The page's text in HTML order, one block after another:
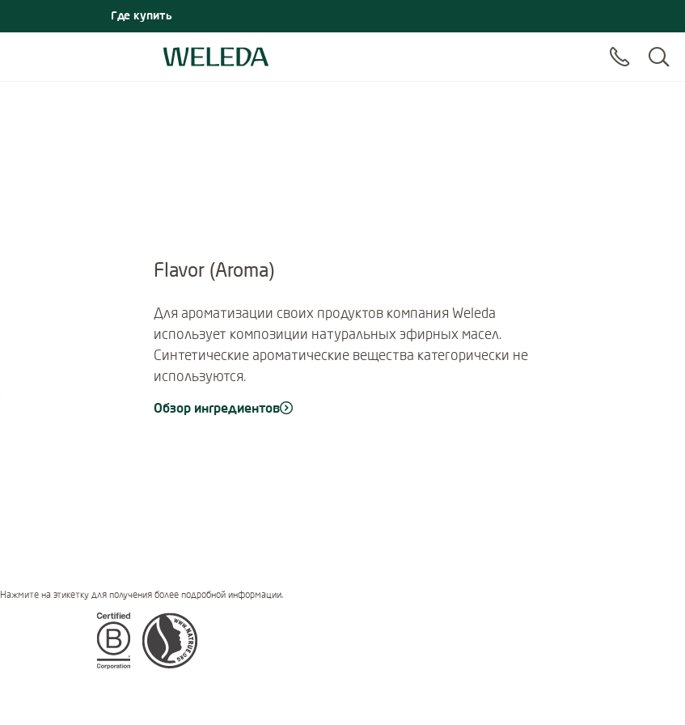
Где купить
Flavor (Aroma)
Для ароматизации своих продуктов компания Weleda
использует композиции натуральных эфирных масел.
Синтетические ароматические вещества категорически не
используются.
Обзор ингредиентов
Certifications
Нажмите на этикетку для получения более подробной информации.